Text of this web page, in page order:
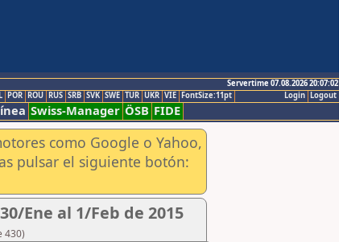
Servertime 07.08.2026 20:07:02
Logout
Login
POR ROU RUS SRB SVK SWE TUR UKR VIE FontSize:11pt
Swiss-Manager ÖSB FIDE
como Google o Yahoo,
pulsar el siguiente botón:
Ene al 1/Feb de 2015
430)